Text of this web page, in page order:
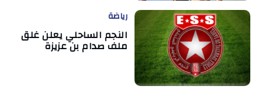
رياضة
النجم الساحلي يعلن غلق
ملف صدام بن عزيزة